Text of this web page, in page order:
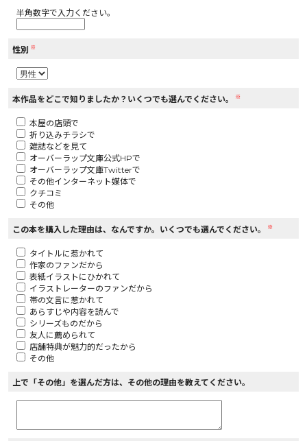
コミックパルフェ
半角数字で入力ください。
性別 ※
本作品をどこで知りましたか？いくつでも選んでください。 ※
本屋の店頭で
折り込みチラシで
雑誌などを見て
オーバーラップ文庫公式HPで
オーバーラップ文庫Twitterで
その他インターネット媒体で
クチコミ
その他
この本を購入した理由は、なんですか。いくつでも選んでください。 ※
タイトルに惹かれて
作家のファンだから
表紙イラストにひかれて
イラストレーターのファンだから
帯の文言に惹かれて
あらすじや内容を読んで
シリーズものだから
友人に薦められて
店舗特典が魅力的だったから
その他
上で「その他」を選んだ方は、その他の理由を教えてください。